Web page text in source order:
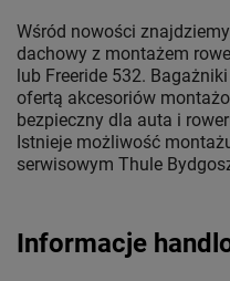
Wśród nowości
dachowy z montażem
lub Freeride 532.
ofertą akcesoriów
bezpieczny dla auta i
Istnieje możliwość
serwisowym Thule
Informacje